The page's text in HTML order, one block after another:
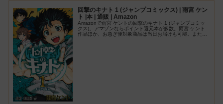
回撃のキナト 1 (ジャンプコミックス) | 雨宮 ケン
ト |本 | 通販 | Amazon
Amazonで雨宮 ケントの回撃のキナト 1 (ジャンプコミッ
クス)。アマゾンならポイント還元本が多数。雨宮 ケント
作品ほか、お急ぎ便対象商品は当日お届けも可能。また回